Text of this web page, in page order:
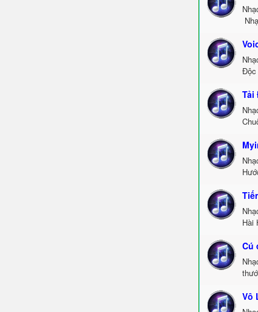
Độc
Tải
Hài
Cú
Vô